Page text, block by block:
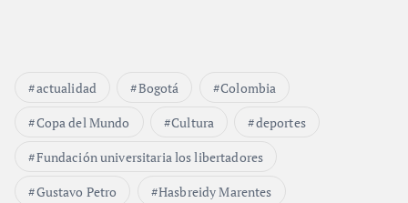
actualidad Bogotá
Colombia
Copa del Mundo
Cultura
deportes
Fundación universitaria los libertadores
Gustavo Petro
Hasbreidy Marentes